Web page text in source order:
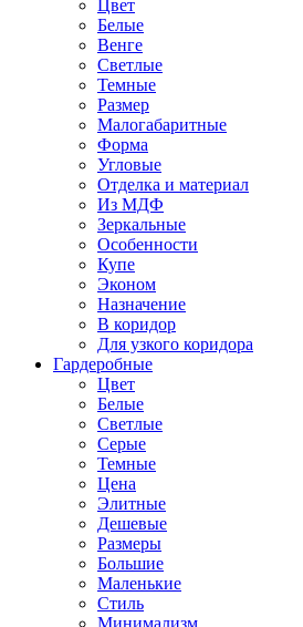
Цвет
Белые
Венге
Светлые
Темные
Размер
Малогабаритные
Форма
Угловые
Отделка и материал
Из МДФ
Зеркальные
Особенности
Купе
Эконом
Назначение
В коридор
Для узкого коридора
Гардеробные
Цвет
Белые
Светлые
Серые
Темные
Цена
Элитные
Дешевые
Размеры
Большие
Маленькие
Стиль
Минимализм